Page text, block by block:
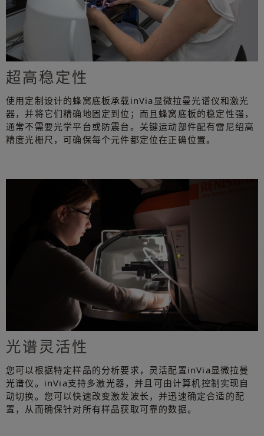
超高稳定性
使用定制设计的蜂窝底板承载inVia显微拉曼光谱仪和激光
器，并将它们精确地固定到位；而且蜂窝底板的稳定性强，
通常不需要光学平台或防震台。关键运动部件配有雷尼绍高
精度光栅尺，可确保每个元件都定位在正确位置。
光谱灵活性
您可以根据特定样品的分析要求，灵活配置inVia显微拉曼
光谱仪。inVia支持多激光器，并且可由计算机控制实现自
动切换。您可以快速改变激发波长，并迅速确定合适的配
置，从而确保针对所有样品获取可靠的数据。